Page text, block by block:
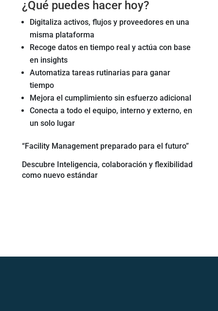
¿Qué puedes hacer hoy?
Digitaliza activos, flujos y proveedores en una
misma plataforma
Recoge datos en tiempo real y actúa con base
en insights
Automatiza tareas rutinarias para ganar
tiempo
Mejora el cumplimiento sin esfuerzo adicional
Conecta a todo el equipo, interno y externo, en
un solo lugar
“Facility Management preparado para el futuro”
Descubre Inteligencia, colaboración y flexibilidad
como nuevo estándar